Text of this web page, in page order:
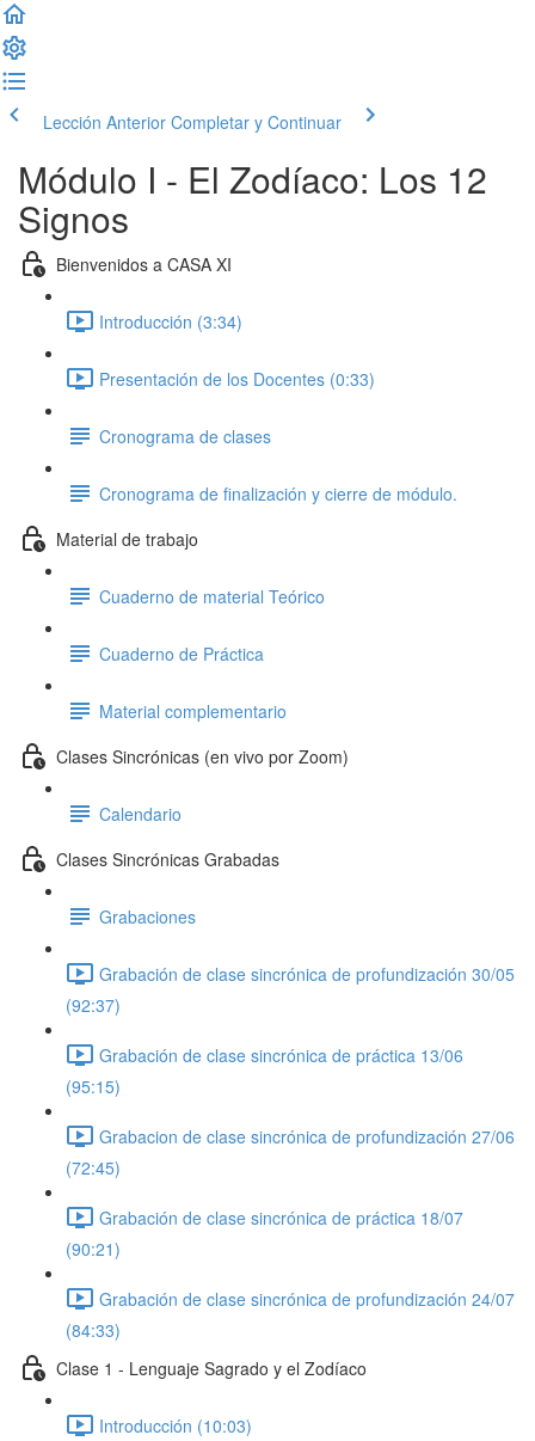
Lección Anterior Completar y Continuar
Módulo I - El Zodíaco: Los 12
Signos
Bienvenidos a CASA XI
Introducción (3:34)
Presentación de los Docentes (0:33)
Cronograma de clases
Cronograma de finalización y cierre de módulo.
Material de trabajo
Cuaderno de material Teórico
Cuaderno de Práctica
Material complementario
Clases Sincrónicas (en vivo por Zoom)
Calendario
Clases Sincrónicas Grabadas
Grabaciones
Grabación de clase sincrónica de profundización 30/05
(92:37)
Grabación de clase sincrónica de práctica 13/06
(95:15)
Grabacion de clase sincrónica de profundización 27/06
(72:45)
Grabación de clase sincrónica de práctica 18/07
(90:21)
Grabación de clase sincrónica de profundización 24/07
(84:33)
Clase 1 - Lenguaje Sagrado y el Zodíaco
Introducción (10:03)